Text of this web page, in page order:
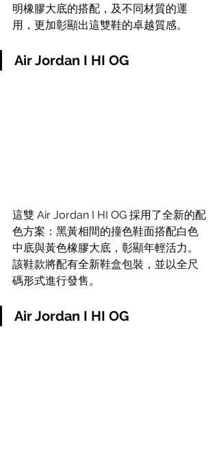
明橡膠大底的搭配，及不同材質的運
用，更加彰顯出這雙鞋的卓越質感。
Air Jordan I HI OG
這雙 Air Jordan I HI OG 採用了全新的配
色方案：黑黃相間的撞色鞋面搭配白色
中底與黃色橡膠大底，彰顯年輕活力。
該鞋款將配有全新鞋盒包裝，並以全尺
碼形式進行發售。
Air Jordan I HI OG